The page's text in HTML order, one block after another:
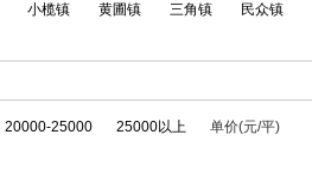
小榄镇 黄圃镇 三角镇 民众镇
20000-25000 25000以上 单价(元/平)